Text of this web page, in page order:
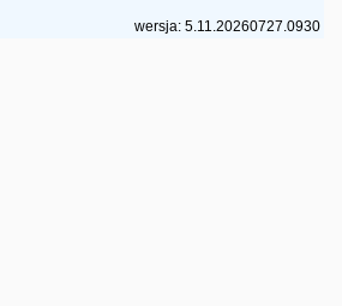
wersja: 5.11.20260727.0930